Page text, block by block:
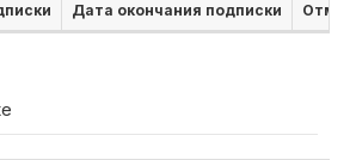
Дата окончания подписки